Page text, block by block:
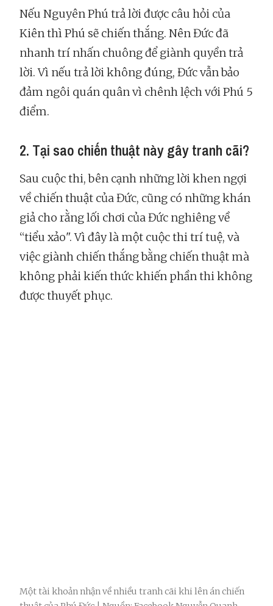
Nếu Nguyên Phú trả lời được câu hỏi của
Kiên thì Phú sẽ chiến thắng. Nên Đức đã
nhanh trí nhấn chuông để giành quyền trả
lời. Vì nếu trả lời không đúng, Đức vẫn bảo
đảm ngôi quán quân vì chênh lệch với Phú 5
điểm.
2. Tại sao chiến thuật này gây tranh cãi?
Sau cuộc thi, bên cạnh những lời khen ngợi
về chiến thuật của Đức, cũng có những khán
giả cho rằng lối chơi của Đức nghiêng về
“tiểu xảo". Vì đây là một cuộc thi trí tuệ, và
việc giành chiến thắng bằng chiến thuật mà
không phải kiến thức khiến phần thi không
được thuyết phục.
Một tài khoản nhận về nhiều tranh cãi khi lên án chiến